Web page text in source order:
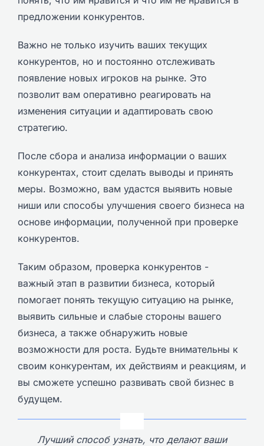
предложении конкурентов.
Важно не только изучить ваших текущих
конкурентов, но и постоянно отслеживать
появление новых игроков на рынке. Это
позволит вам оперативно реагировать на
изменения ситуации и адаптировать свою
стратегию.
После сбора и анализа информации о ваших
конкурентах, стоит сделать выводы и принять
меры. Возможно, вам удастся выявить новые
ниши или способы улучшения своего бизнеса на
основе информации, полученной при проверке
конкурентов.
Таким образом, проверка конкурентов -
важный этап в развитии бизнеса, который
помогает понять текущую ситуацию на рынке,
выявить сильные и слабые стороны вашего
бизнеса, а также обнаружить новые
возможности для роста. Будьте внимательны к
своим конкурентам, их действиям и реакциям, и
вы сможете успешно развивать свой бизнес в
будущем.
Лучший способ узнать, что делают ваши